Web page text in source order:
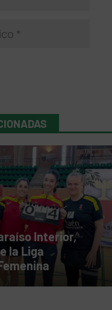
Interior,
la Liga